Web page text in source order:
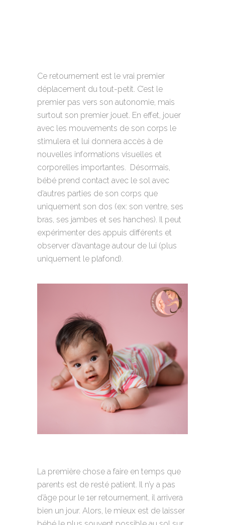
Ce retournement est le vrai premier
déplacement du tout-petit. C’est le
premier pas vers son autonomie, mais
surtout son premier jouet. En effet, jouer
avec les mouvements de son corps le
stimulera et lui donnera accès à de
nouvelles informations visuelles et
corporelles importantes. Désormais,
bébé prend contact avec le sol avec
d’autres parties de son corps que
uniquement son dos (ex: son ventre, ses
bras, ses jambes et ses hanches). Il peut
expérimenter des appuis différents et
observer d’avantage autour de lui (plus
uniquement le plafond).
La première chose a faire en temps que
parents est de resté patient. Il n’y a pas
d’âge pour le 1er retournement, il arrivera
bien un jour. Alors, le mieux est de laisser